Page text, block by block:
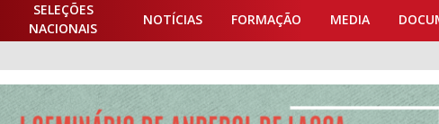
SELEÇÕES
NACIONAIS
NOTÍCIAS FORMAÇÃO MEDIA